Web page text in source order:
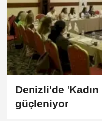
Denizli'de
güçleniyor